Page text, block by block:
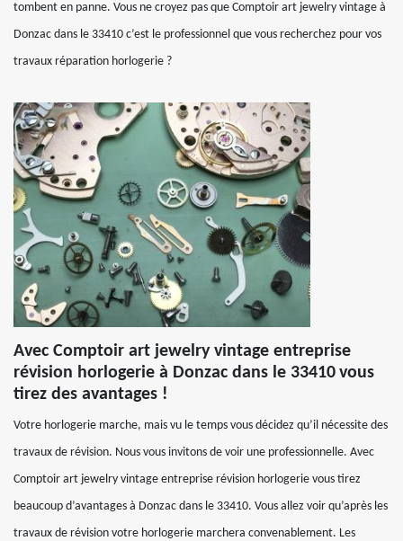
tombent en panne. Vous ne croyez pas que Comptoir art jewelry vintage à
Donzac dans le 33410 c’est le professionnel que vous recherchez pour vos
travaux réparation horlogerie ?
Avec Comptoir art jewelry vintage entreprise
révision horlogerie à Donzac dans le 33410 vous
tirez des avantages !
Votre horlogerie marche, mais vu le temps vous décidez qu’il nécessite des
travaux de révision. Nous vous invitons de voir une professionnelle. Avec
Comptoir art jewelry vintage entreprise révision horlogerie vous tirez
beaucoup d’avantages à Donzac dans le 33410. Vous allez voir qu’après les
travaux de révision votre horlogerie marchera convenablement. Les